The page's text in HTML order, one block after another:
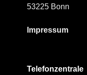
53225 Bonn
Impressum
Telefonzentrale